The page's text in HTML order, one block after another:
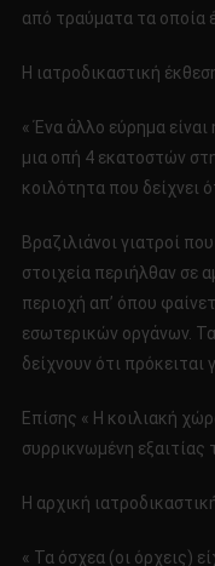
από τραύματα τα οποία
Η ιατροδικαστική
« Ένα άλλο εύρημα
μια οπή 4 εκατοστών
κοιλότητα που δείχνει
Βραζιλιάνοι γιατροί
στοιχεία περιήλθαν σε
περιοχή απ’ όπου
εσωτερικών οργάνων.
δείχνουν ότι πρόκειται
Επίσης « Η κοιλιακή
συρρικνωμένη
Η αρχική
« Τα όσχεα (οι όρχεις)